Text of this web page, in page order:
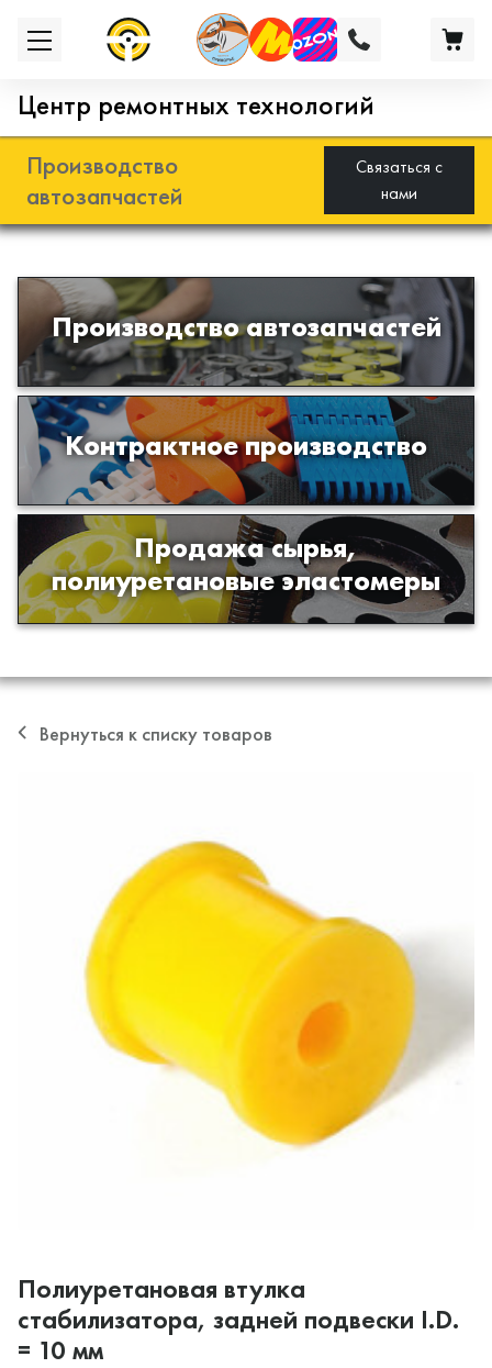
Центр ремонтных технологий
Производство
автозапчастей
Связаться с
нами
Производство автозапчастей
Разработка и производство деталей
из эластомеров для подвески
автомобиля
Контрактное производство
Производство изделий из пластиков
и полимеров по образцам либо
чертежам заказчика
Продажа сырья,
полиуретановые эластомеры
Продажа сырья для производства
изделий из полиуретана
Вернуться к списку товаров
Полиуретановая втулка
стабилизатора, задней подвески I.D.
= 10 мм